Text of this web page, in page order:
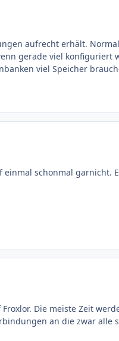
aufrecht erhält.
gerade viel konfiguriert
viel Speicher
schonmal garnicht.
Die meiste Zeit
an die zwar alle